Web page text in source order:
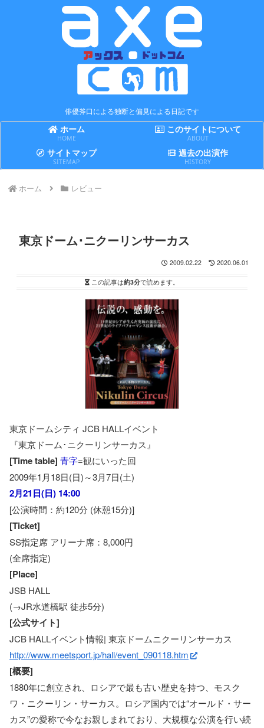
俳優斧口による独断と偏見による日記です
ホーム
HOME
このサイトについて
ABOUT
サイトマップ
SITEMAP
過去の出演作
HISTORY
ホーム レビュー
東京ドーム･ニクーリンサーカス
2009.02.22 2020.06.01
この記事は約3分で読めます。
東京ドームシティ JCB HALLイベント
『東京ドーム･ニクーリンサーカス』
[Time table] 青字=観にいった回
2009年1月18日(日)～3月7日(土)
2月21日(日) 14:00
[公演時間：約120分 (休憩15分)]
[Ticket]
SS指定席 アリーナ席：8,000円
(全席指定)
[Place]
JSB HALL
(→JR水道橋駅 徒歩5分)
[公式サイト]
JCB HALLイベント情報| 東京ドームニクーリンサーカス
http://www.meetsport.jp/hall/event_090118.htm
[概要]
1880年に創立され、ロシアで最も古い歴史を持つ、モスク
ワ・ニクーリン・サーカス。ロシア国内では“オールド・サー
カス”の愛称で今なお親しまれており、大規模な公演を行い続